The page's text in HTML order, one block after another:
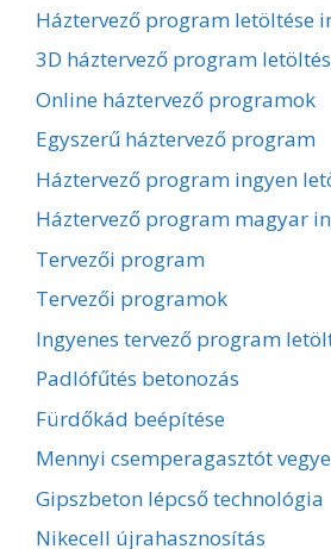
Háztervező program letöltése
3D háztervező program
Online háztervező programok
Egyszerű háztervező program
Háztervező program ingyen
Háztervező program magyar
Tervezői program
Tervezői programok
Ingyenes tervező program
Padlófűtés betonozás
Fürdőkád beépítése
Mennyi csemperagasztót
Gipszbeton lépcső technológia
Nikecell újrahasznosítás